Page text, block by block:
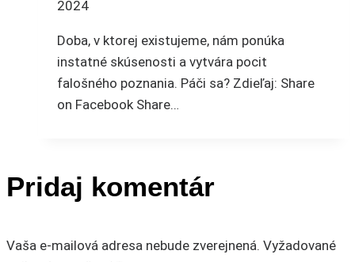
2024
Doba, v ktorej existujeme, nám ponúka
instatné skúsenosti a vytvára pocit
falošného poznania. Páči sa? Zdieľaj: Share
on Facebook Share…
Pridaj komentár
Vaša e-mailová adresa nebude zverejnená. Vyžadované